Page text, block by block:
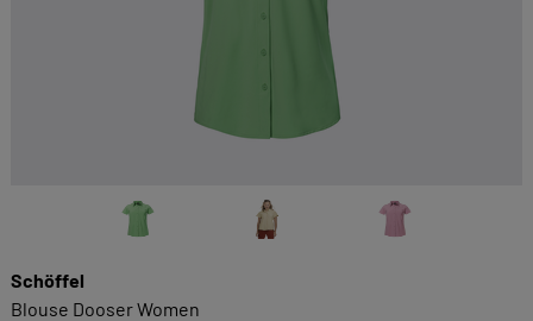
Schöffel
Blouse Dooser Women